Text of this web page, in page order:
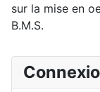
sur la mise en
B.M.S.